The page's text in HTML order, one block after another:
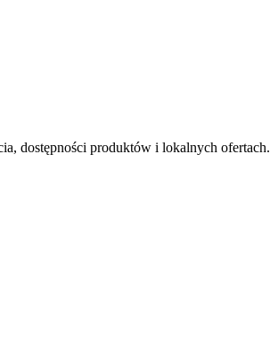
dostępności produktów i lokalnych ofertach.